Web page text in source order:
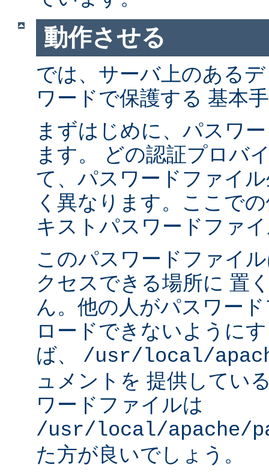
動作させる
では、サーバ上のある
ワードで保護する 基本
まずはじめに、パスワ
ます。 どの認証プロバ
て、パスワードファイ
く異なります。ここで
キストパスワードファ
このパスワードファイ
クセスできる場所に 置
ん。他の人がパスワー
ロードできないように
ば、 /usr/local/
ュメントを 提供してい
ワードファイルは
/usr/local/apache/
た方が良いでしょう。